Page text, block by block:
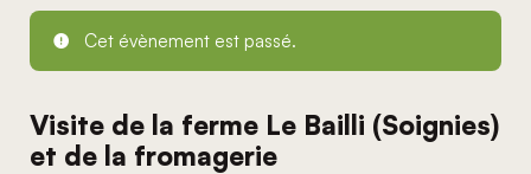
Cet évènement est passé.
Visite de la ferme Le Bailli (Soignies)
et de la fromagerie